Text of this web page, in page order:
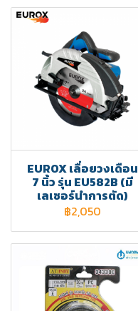
EUROX เลื่อยวงเดือน
7 นิ้ว รุ่น EU582B (มี
เลเซอร์นำการตัด)
฿2,050